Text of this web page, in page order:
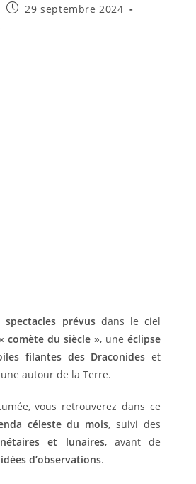
Publication
29 septembre 2024
spectacles prévusdans le ciel
comète du siècle », une éclipse
filantes des Draconides et
autour de la Terre.
vous retrouverez dans ce
céleste du mois, suivi des
et lunaires, avant de
d’observations.